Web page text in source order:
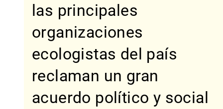
las principales
organizaciones
ecologistas del país
reclaman un gran
acuerdo político y social